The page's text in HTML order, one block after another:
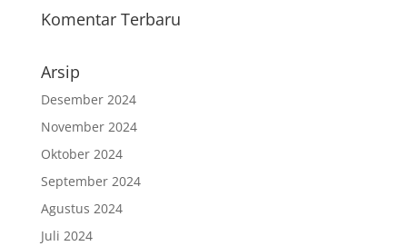
Komentar Terbaru
Arsip
Desember 2024
November 2024
Oktober 2024
September 2024
Agustus 2024
Juli 2024